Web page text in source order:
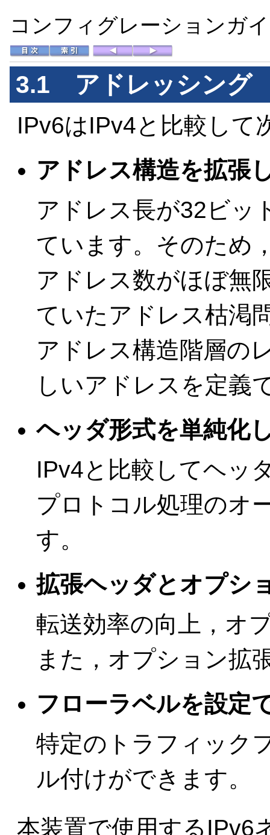
コンフィグレーションガ
3.1 アドレッシング
IPv6はIPv4と比較して
アドレス構造を拡張
アドレス長が32ビッ
ています。そのため
アドレス数がほぼ無
ていたアドレス枯渇
アドレス構造階層の
しいアドレスを定義
ヘッダ形式を単純化
IPv4と比較してヘッ
プロトコル処理のオ
す。
拡張ヘッダとオプシ
転送効率の向上，オ
また，オプション拡
フローラベルを設定
特定のトラフィック
ル付けができます。
本装置で使用するIPv6